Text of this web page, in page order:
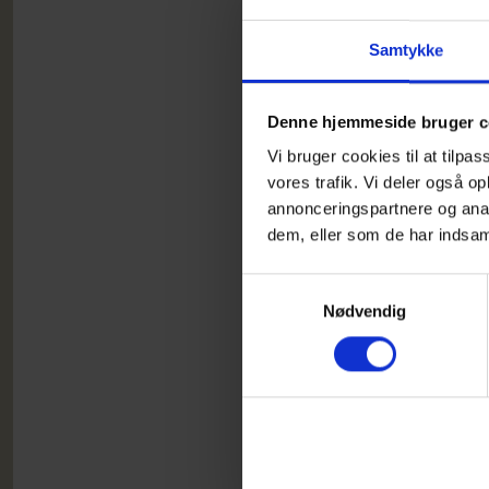
Samtykke
Denne hjemmeside bruger
Vi bruger cookies til at
vores trafik. Vi deler også
annonceringspartnere og
dem, eller som de har
Nødvendig
at